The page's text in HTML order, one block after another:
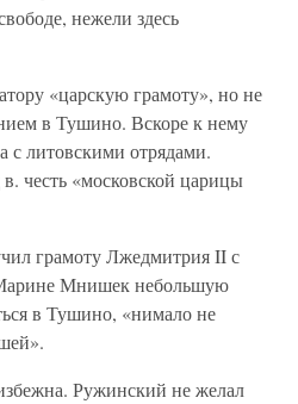
нежели здесь
«царскую грамоту», но не
в Тушино. Вскоре к нему
с литовскими отрядами.
честь «московской царицы
грамоту Лжедмитрия II с
Мнишек небольшую
в Тушино, «нимало не
Ружинский не желал